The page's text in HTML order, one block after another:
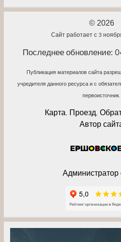
© 2026
Сайт работает с 3
Последнее обновление:
Публикация материалов сайта
учредителя данного ресурса и с
первоисточник.
Карта. Проезд.
Автор
Администратор